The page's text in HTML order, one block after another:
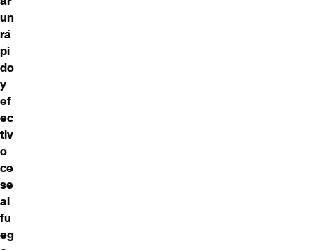
un
rá
pi
do
y
ef
ec
tiv
o
ce
se
al
fu
eg